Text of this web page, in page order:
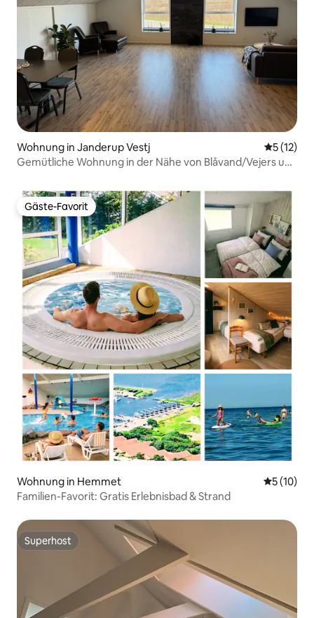
Wohnung in Janderup Vestj
5 (12)
Gemütliche Wohnung in der Nähe von Blåvand/Vejers und
Gäste-Favorit
Gäste-Favorit
Wohnung in Hemmet
5 (10)
Familien-Favorit: Gratis Erlebnisbad & Strand
Superhost
Superhost